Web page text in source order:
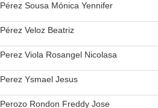
Pérez Sousa Mónica Yennifer
Pérez Veloz Beatriz
Perez Viola Rosangel Nicolasa
Perez Ysmael Jesus
Perozo Rondon Freddy Jose